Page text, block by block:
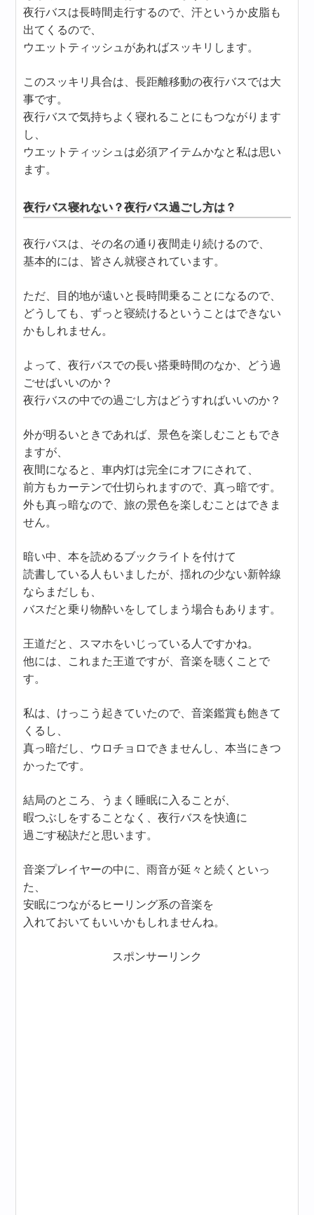
夜行バスは長時間走行するので、汗というか皮脂も
出てくるので、
ウエットティッシュがあればスッキリします。
このスッキリ具合は、長距離移動の夜行バスでは大
事です。
夜行バスで気持ちよく寝れることにもつながります
し、
ウエットティッシュは必須アイテムかなと私は思い
ます。
夜行バス寝れない？夜行バス過ごし方は？
夜行バスは、その名の通り夜間走り続けるので、
基本的には、皆さん就寝されています。
ただ、目的地が遠いと長時間乗ることになるので、
どうしても、ずっと寝続けるということはできない
かもしれません。
よって、夜行バスでの長い搭乗時間のなか、どう過
ごせばいいのか？
夜行バスの中での過ごし方はどうすればいいのか？
外が明るいときであれば、景色を楽しむこともでき
ますが、
夜間になると、車内灯は完全にオフにされて、
前方もカーテンで仕切られますので、真っ暗です。
外も真っ暗なので、旅の景色を楽しむことはできま
せん。
暗い中、本を読めるブックライトを付けて
読書している人もいましたが、揺れの少ない新幹線
ならまだしも、
バスだと乗り物酔いをしてしまう場合もあります。
王道だと、スマホをいじっている人ですかね。
他には、これまた王道ですが、音楽を聴くことで
す。
私は、けっこう起きていたので、音楽鑑賞も飽きて
くるし、
真っ暗だし、ウロチョロできませんし、本当にきつ
かったです。
結局のところ、うまく睡眠に入ることが、
暇つぶしをすることなく、夜行バスを快適に
過ごす秘訣だと思います。
音楽プレイヤーの中に、雨音が延々と続くといっ
た、
安眠につながるヒーリング系の音楽を
入れておいてもいいかもしれませんね。
スポンサーリンク